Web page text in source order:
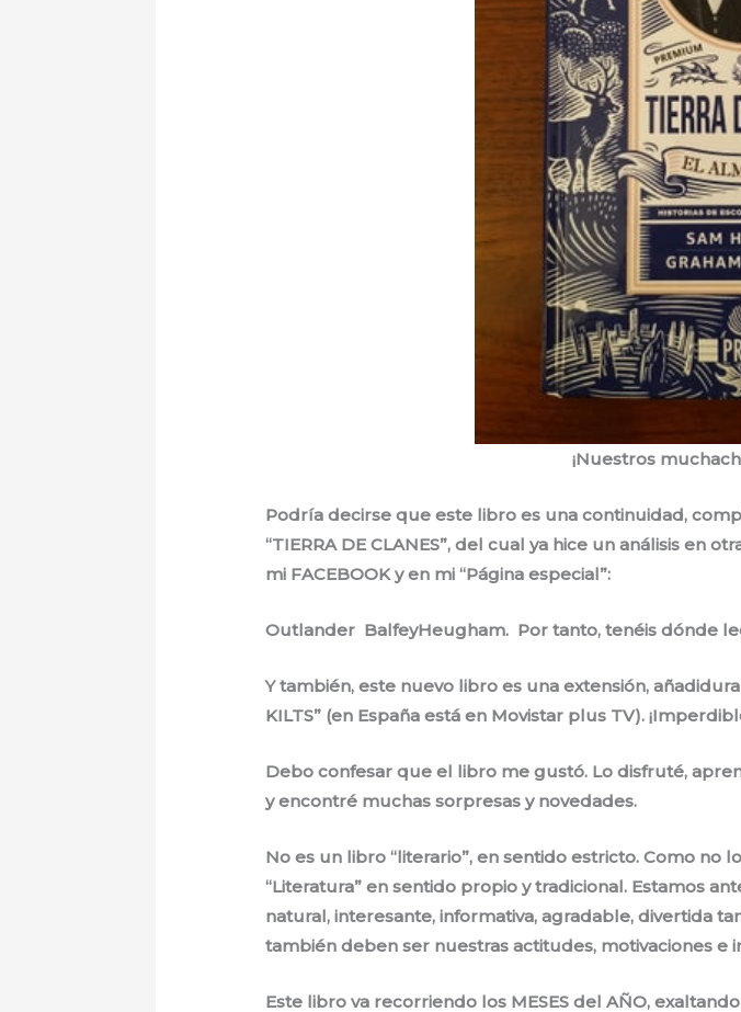
¡Nuestros
Podría decirse que este libro es una continuidad,
“TIERRA DE CLANES”, del cual ya hice un análisis en
mi FACEBOOK y en mi “Página especial”:
Outlander BalfeyHeugham. Por tanto, tenéis dónde
Y también, este nuevo libro es una extensión,
KILTS” (en España está en Movistar plus TV).
Debo confesar que el libro me gustó. Lo disfruté,
y encontré muchas sorpresas y novedades.
No es un libro “literario”, en sentido estricto. Como no
“Literatura” en sentido propio y tradicional. Estamos
natural, interesante, informativa, agradable, divertida
también deben ser nuestras actitudes, motivaciones e
Este libro va recorriendo los MESES del AÑO,